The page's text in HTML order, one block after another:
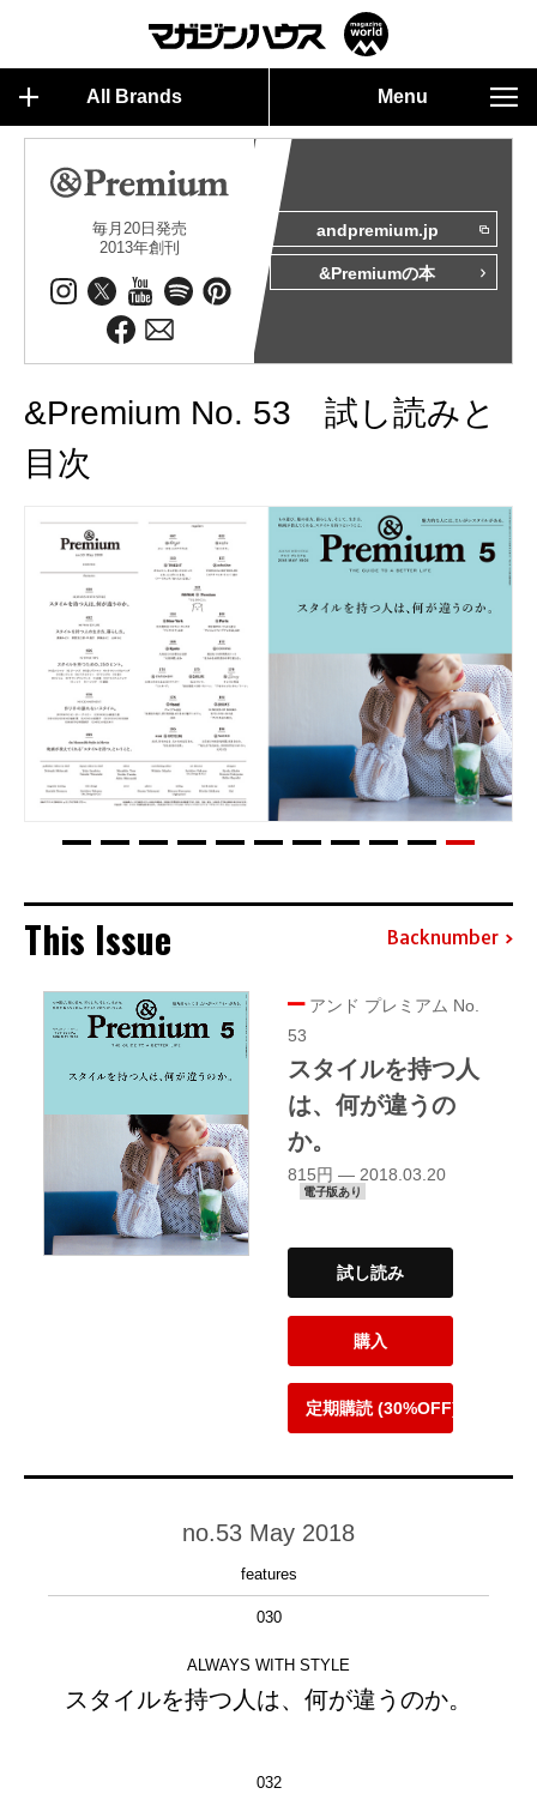
All Brands Menu
毎月20日発売
2013年創刊
andpremium.jp
&Premiumの本
&Premium No. 53 試し読みと
目次
This Issue Backnumber
アンド プレミアム No.
53
スタイルを持つ人
は、何が違うの
か。
815円 — 2018.03.20
電子版あり
試し読み
購入
定期購読 (30%OFF)
no.53 May 2018
features
030
ALWAYS WITH STYLE
スタイルを持つ人は、何が違うのか。
032